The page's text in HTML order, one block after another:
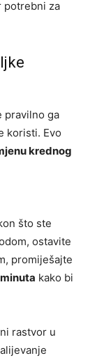
potrebni za
pravilno ga
koristi. Evo
krednog
što ste
ostavite
promiješajte
kako bi
rastvor u